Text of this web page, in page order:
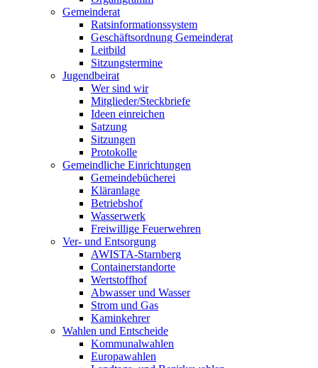
Gemeinderat
Ratsinformationssystem
Geschäftsordnung Gemeinderat
Leitbild
Sitzungstermine
Jugendbeirat
Wer sind wir
Mitglieder/Steckbriefe
Ideen einreichen
Satzung
Sitzungen
Protokolle
Gemeindliche Einrichtungen
Gemeindebücherei
Kläranlage
Betriebshof
Wasserwerk
Freiwillige Feuerwehren
Ver- und Entsorgung
AWISTA-Starnberg
Containerstandorte
Wertstoffhof
Abwasser und Wasser
Strom und Gas
Kaminkehrer
Wahlen und Entscheide
Kommunalwahlen
Europawahlen